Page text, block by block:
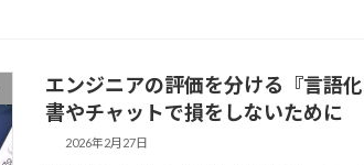
エンジニアの評価を分ける『言語
書やチャットで損をしないために
2026年2月27日